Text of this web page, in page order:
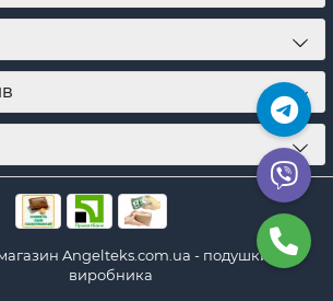
Angelteks.com.ua - подушки від
виробника